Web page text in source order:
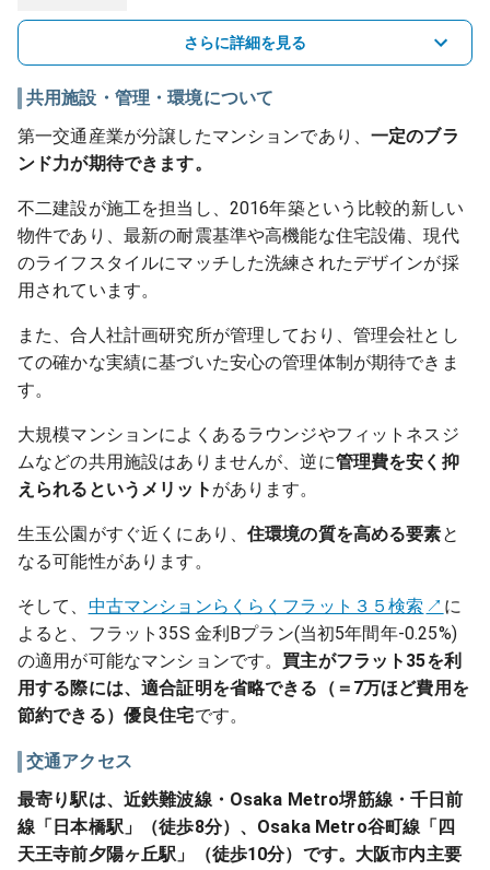
さらに詳細を見る
共用施設・管理・環境について
第一交通産業が分譲したマンションであり、一定のブラ
ンド力が期待できます。
不二建設が施工を担当し、2016年築という比較的新しい
物件であり、最新の耐震基準や高機能な住宅設備、現代
のライフスタイルにマッチした洗練されたデザインが採
用されています。
また、合人社計画研究所が管理しており、管理会社とし
ての確かな実績に基づいた安心の管理体制が期待できま
す。
大規模マンションによくあるラウンジやフィットネスジ
ムなどの共用施設はありませんが、逆に管理費を安く抑
えられるというメリット があります。
生玉公園がすぐ近くにあり、 住環境の質を高める要素と
なる可能性があります。
そして、 中古マンションらくらくフラット３５検索
に
よると、フラット35S 金利Bプラン(当初5年間年-0.25%)
の適用が可能なマンションです。 買主がフラット35を利
用する際には、適合証明を省略できる（＝7万ほど費用を
節約できる）優良住宅です。
交通アクセス
最寄り駅は、近鉄難波線・Osaka Metro堺筋線・千日前
線「日本橋駅」（徒歩8分）、Osaka Metro谷町線「四
天王寺前夕陽ヶ丘駅」（徒歩10分）です。大阪市内主要